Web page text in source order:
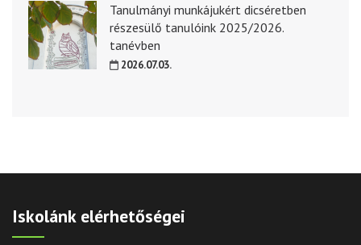
Tanulmányi munkájukért dicséretben
részesülő tanulóink 2025/2026.
tanévben
2026.07.03.
Iskolánk elérhetőségei